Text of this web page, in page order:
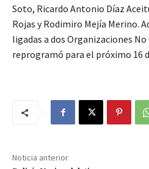
Soto, Ricardo Antonio Díaz
Rojas y Rodimiro Mejía Merino.
ligadas a dos Organizaciones
reprogramó para el próximo 16
Noticia anterior